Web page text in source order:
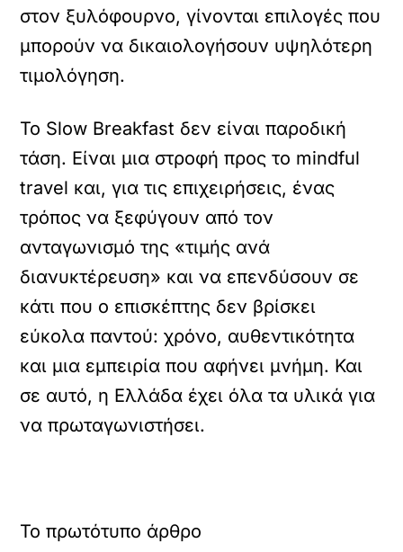
στον ξυλόφουρνο, γίνονται επιλογές που
μπορούν να δικαιολογήσουν υψηλότερη
τιμολόγηση.
Το Slow Breakfast δεν είναι παροδική
τάση. Είναι μια στροφή προς το mindful
travel και, για τις επιχειρήσεις, ένας
τρόπος να ξεφύγουν από τον
ανταγωνισμό της «τιμής ανά
διανυκτέρευση» και να επενδύσουν σε
κάτι που ο επισκέπτης δεν βρίσκει
εύκολα παντού: χρόνο, αυθεντικότητα
και μια εμπειρία που αφήνει μνήμη. Και
σε αυτό, η Ελλάδα έχει όλα τα υλικά για
να πρωταγωνιστήσει.
Το πρωτότυπο άρθρο